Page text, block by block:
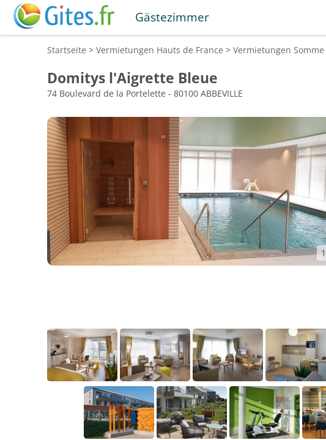
Gästezimmer
Startseite > Vermietungen Hauts de France > Vermietungen Somme
Domitys l'Aigrette Bleue
74 Boulevard de la Portelette - 80100 ABBEVILLE
1